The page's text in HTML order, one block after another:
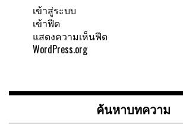
เข้าสู่ระบบ
เข้าฟีด
แสดงความเห็นฟีด
WordPress.org
ค้นหาบทความ